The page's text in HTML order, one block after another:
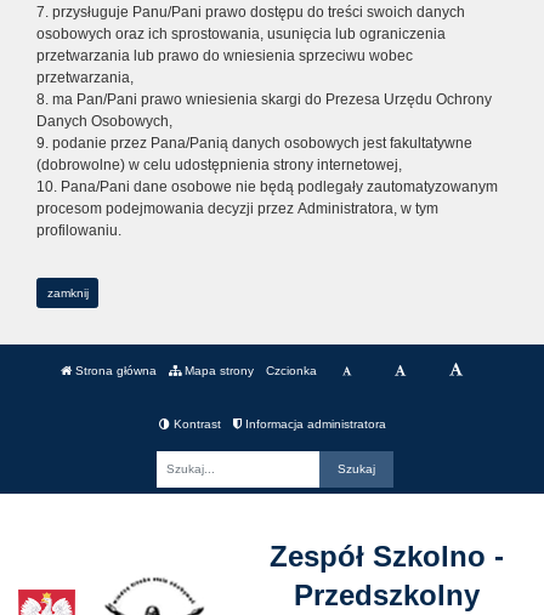
7. przysługuje Panu/Pani prawo dostępu do treści swoich danych
osobowych oraz ich sprostowania, usunięcia lub ograniczenia
przetwarzania lub prawo do wniesienia sprzeciwu wobec
przetwarzania,
8. ma Pan/Pani prawo wniesienia skargi do Prezesa Urzędu Ochrony
Danych Osobowych,
9. podanie przez Pana/Panią danych osobowych jest fakultatywne
(dobrowolne) w celu udostępnienia strony internetowej,
10. Pana/Pani dane osobowe nie będą podlegały zautomatyzowanym
procesom podejmowania decyzji przez Administratora, w tym
profilowaniu.
zamknij
Strona główna Mapa strony Czcionka
Kontrast Informacja administratora
Zespół Szkolno -
Przedszkolny